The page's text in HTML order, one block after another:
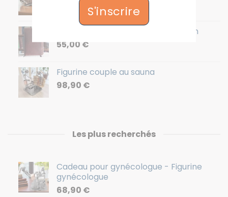
S'inscrire
€
Portefeuille homme - Cuir - Marron
55,00 €
Figurine couple au sauna
98,90 €
Les plus recherchés
Cadeau pour gynécologue - Figurine
gynécologue
68,90 €